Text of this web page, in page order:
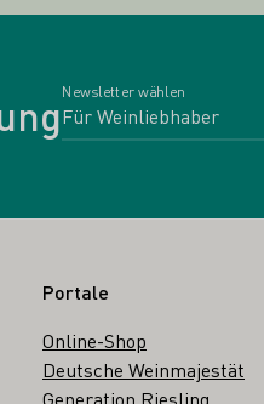
Newsletter wählen
Portale
Online-Shop
Deutsche Weinmajestät
Generation Riesling